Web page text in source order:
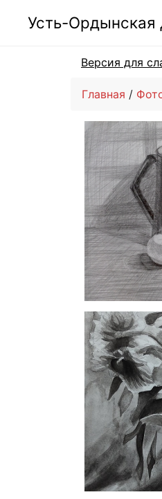
Усть-
Версия для
Главная